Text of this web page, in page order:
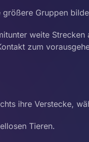
größere Gruppen
weite
zum
ihre Verstecke,
Tieren.